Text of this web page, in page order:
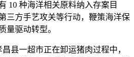
10 种海洋相关原料纳入存案目
三方手艺攻关等行动，鞭策海洋保
量驱动转型。
一超市正在卸运猪肉过程中，